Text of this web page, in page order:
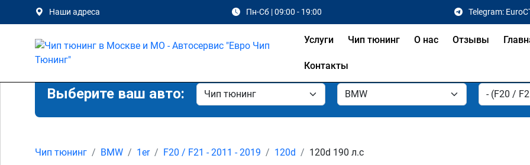
Наши адреса Пн-Сб | 09:00 - 19:00 Telegram:
Услуги Чип тюнинг О нас Отзывы
Контакты
Выберите ваш авто:
Чип тюнинг BMW 1er F20 / F21 - 2011 - 2019 120d 120d 190 л.с